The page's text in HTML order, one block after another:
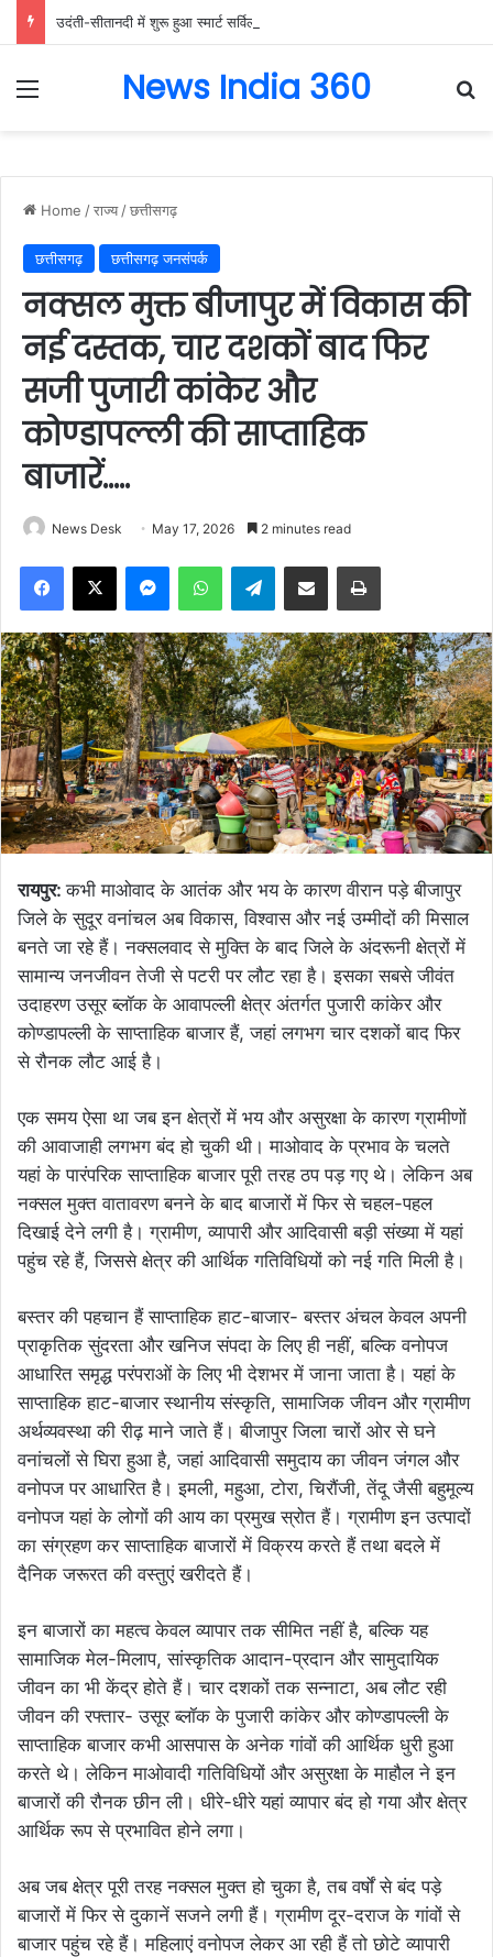
Menu News India 360
Home /राज्य /छत्तीसगढ़
छत्तीसगढ़ छत्तीसगढ़ जनसंपर्क
नक्सल मुक्त बीजापुर में विकास की
नई दस्तक, चार दशकों बाद फिर
सजी पुजारी कांकेर और
कोण्डापल्ली की साप्ताहिक
बाजारें…..
News Desk May 17, 2026 2 minutes read
Facebook
X MessengerWhatsAppTelegramShare via Email Print
रायपुर:कभी माओवाद के आतंक और भय के कारण वीरान पड़े बीजापुर
जिले के सुदूर वनांचल अब विकास, विश्वास और नई उम्मीदों की मिसाल
बनते जा रहे हैं। नक्सलवाद से मुक्ति के बाद जिले के अंदरूनी क्षेत्रों में
सामान्य जनजीवन तेजी से पटरी पर लौट रहा है। इसका सबसे जीवंत
उदाहरण उसूर ब्लॉक के आवापल्ली क्षेत्र अंतर्गत पुजारी कांकेर और
कोण्डापल्ली के साप्ताहिक बाजार हैं, जहां लगभग चार दशकों बाद फिर
से रौनक लौट आई है।
एक समय ऐसा था जब इन क्षेत्रों में भय और असुरक्षा के कारण ग्रामीणों
की आवाजाही लगभग बंद हो चुकी थी। माओवाद के प्रभाव के चलते
यहां के पारंपरिक साप्ताहिक बाजार पूरी तरह ठप पड़ गए थे। लेकिन अब
नक्सल मुक्त वातावरण बनने के बाद बाजारों में फिर से चहल-पहल
दिखाई देने लगी है। ग्रामीण, व्यापारी और आदिवासी बड़ी संख्या में यहां
पहुंच रहे हैं, जिससे क्षेत्र की आर्थिक गतिविधियों को नई गति मिली है।
बस्तर की पहचान हैं साप्ताहिक हाट-बाजार- बस्तर अंचल केवल अपनी
प्राकृतिक सुंदरता और खनिज संपदा के लिए ही नहीं, बल्कि वनोपज
आधारित समृद्ध परंपराओं के लिए भी देशभर में जाना जाता है। यहां के
साप्ताहिक हाट-बाजार स्थानीय संस्कृति, सामाजिक जीवन और ग्रामीण
अर्थव्यवस्था की रीढ़ माने जाते हैं। बीजापुर जिला चारों ओर से घने
वनांचलों से घिरा हुआ है, जहां आदिवासी समुदाय का जीवन जंगल और
वनोपज पर आधारित है। इमली, महुआ, टोरा, चिरौंजी, तेंदू जैसी बहुमूल्य
वनोपज यहां के लोगों की आय का प्रमुख स्रोत हैं। ग्रामीण इन उत्पादों
का संग्रहण कर साप्ताहिक बाजारों में विक्रय करते हैं तथा बदले में
दैनिक जरूरत की वस्तुएं खरीदते हैं।
इन बाजारों का महत्व केवल व्यापार तक सीमित नहीं है, बल्कि यह
सामाजिक मेल-मिलाप, सांस्कृतिक आदान-प्रदान और सामुदायिक
जीवन का भी केंद्र होते हैं। चार दशकों तक सन्नाटा, अब लौट रही
जीवन की रफ्तार- उसूर ब्लॉक के पुजारी कांकेर और कोण्डापल्ली के
साप्ताहिक बाजार कभी आसपास के अनेक गांवों की आर्थिक धुरी हुआ
करते थे। लेकिन माओवादी गतिविधियों और असुरक्षा के माहौल ने इन
बाजारों की रौनक छीन ली। धीरे-धीरे यहां व्यापार बंद हो गया और क्षेत्र
आर्थिक रूप से प्रभावित होने लगा।
अब जब क्षेत्र पूरी तरह नक्सल मुक्त हो चुका है, तब वर्षों से बंद पड़े
बाजारों में फिर से दुकानें सजने लगी हैं। ग्रामीण दूर-दराज के गांवों से
बाजार पहुंच रहे हैं। महिलाएं वनोपज लेकर आ रही हैं तो छोटे व्यापारी